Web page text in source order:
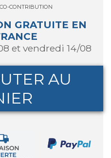
CONTRIBUTION
GRATUITE EN
et vendredi 14/08
AU